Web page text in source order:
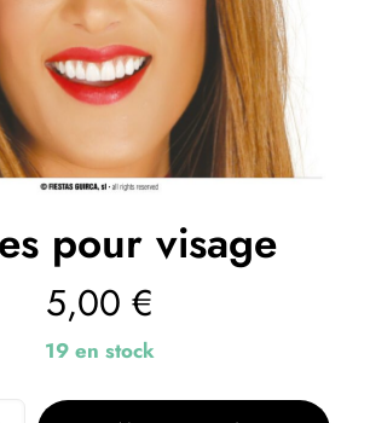
pour visage
5,00 €
19 en stock